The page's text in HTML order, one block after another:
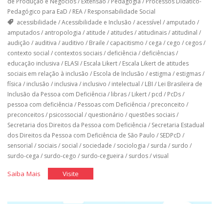
Pedagógico para EaD / REA/ Responsabilidade Social
acessibilidade /Acessibilidade e Inclusão / acessível / amputado /
amputados/ antropologia / atitude / atitudes/ atitudinais/ atitudinal /
audição / auditiva / auditivo / Braile / capacitismo / cega / cego / cegos/
contexto social / contextos sociais/ deficiência / deficiências/
educação inclusiva / ELASI / Escala Likert/ Escala Likert de atitudes
sociais em relação à inclusão / Escola de Inclusão / estigma / estigmas/
física / inclusão / inclusiva / inclusivo / intelectual / LBI / Lei Brasileira de
Inclusão da Pessoa com Deficiência / libras/ Likert/ pcd / PcDs/
pessoa com deficiência / Pessoas com Deficiência / preconceito /
preconceitos/ psicossocial / questionário / questões sociais/
Secretaria dos Direitos da Pessoa com Deficiência / Secretaria Estadual
dos Direitos da Pessoa com Deficiência de São Paulo / SEDPcD /
sensorial / sociais/ social / sociedade / sociologia / surda / surdo /
surdo-cega / surdo-cego / surdo-cegueira / surdos/visual
Saiba Mais"Questionário
Visite"Questionário